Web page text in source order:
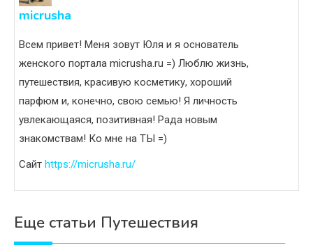
micrusha
Всем привет! Меня зовут Юля и я основатель
женского портала micrusha.ru =) Люблю жизнь,
путешествия, красивую косметику, хороший
парфюм и, конечно, свою семью! Я личность
увлекающаяся, позитивная! Рада новым
знакомствам! Ко мне на ТЫ =)
Сайт https://micrusha.ru/
Еще статьи Путешествия